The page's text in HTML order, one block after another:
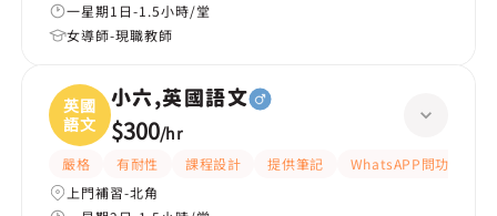
一星期1日-1.5小時/堂
女導師-現職教師
英國
語文
小六,英國語文
$300/hr
嚴格 有耐性 課程設計 提供筆記 WhatsAPP問功課
上門補習-北角